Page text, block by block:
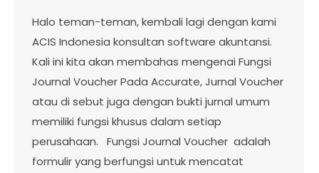
Halo teman-teman, kembali lagi dengan kami
ACIS Indonesia konsultan software akuntansi.
Kali ini kita akan membahas mengenai Fungsi
Journal Voucher Pada Accurate, Jurnal Voucher
atau di sebut juga dengan bukti jurnal umum
memiliki fungsi khusus dalam setiap
perusahaan. Fungsi Journal Voucher adalah
formulir yang berfungsi untuk mencatat